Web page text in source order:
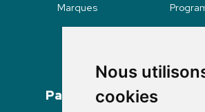
Nous
cookies
Marques
Paiement